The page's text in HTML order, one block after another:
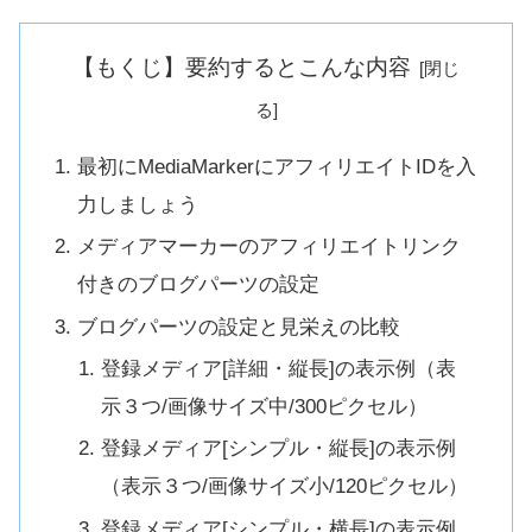
【もくじ】要約するとこんな内容
最初にMediaMarkerにアフィリエイトIDを入
力しましょう
メディアマーカーのアフィリエイトリンク
付きのブログパーツの設定
ブログパーツの設定と見栄えの比較
登録メディア[詳細・縦長]の表示例（表
示３つ/画像サイズ中/300ピクセル）
登録メディア[シンプル・縦長]の表示例
（表示３つ/画像サイズ小/120ピクセル）